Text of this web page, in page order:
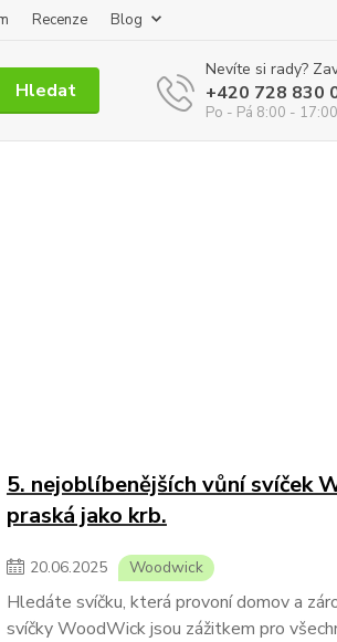
Recenze Blog
Hledat
Nevíte si rady?
+420 728 830
Po - Pá 8:00 - 17:00
5. nejoblíbenějších vůní svíček
praská jako krb.
20.06.2025 Woodwick
Hledáte svíčku, která provoní domov a
svíčky WoodWick jsou zážitkem pro